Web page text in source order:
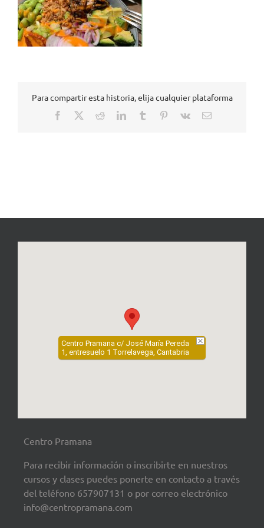
Para compartir esta historia, elija cualquier plataforma
Facebook RedditLinkedInTumblr Pinterest
Vk
Correo
Centro Pramana c/ José María Pereda
1, entresuelo 1 Torrelavega, Cantabria
Centro Pramana
Para recibir información o inscribirte en nuestros
cursos y clases puedes ponerte en contacto a través
del teléfono 657907131 o por correo electrónico
info@centropramana.com